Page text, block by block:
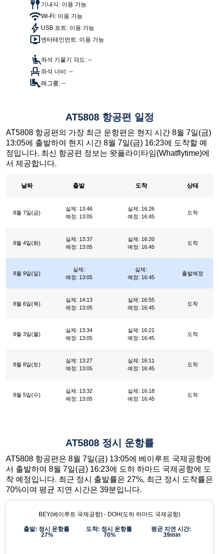
기내식: 이용 가능
Wi-Fi: 이용 가능
USB 포트: 이용 가능
엔터테인먼트: 이용 가능
좌석 기울기 각도: --
좌석 너비: --
레그룸: --
AT5808 항공편 일정
AT5808 항공편의 가장 최근 운항편은 현지 시간 8월 7일(금)
13:05에 출발하여 현지 시간 8월 7일(금) 16:23에 도착할 예
정입니다. 최신 항공편 정보는 왓플라이타임(Whatflytime)에
서 제공합니다.
날짜 출발 도착 상태
8월 7일(금)
실제: 13:46
예정: 13:05
실제: 16:26
예정: 16:45
도착
8월 4일(화)
실제: 13:37
예정: 13:05
실제: 16:20
예정: 16:45
도착
8월 9일(일)
실제:
예정: 13:05
실제:
예정: 16:45
출발예정
8월 6일(목)
실제: 14:13
예정: 13:05
실제: 16:55
예정: 16:45
도착
8월 3일(월)
실제: 13:34
예정: 13:05
실제: 16:21
예정: 16:45
도착
8월 8일(토)
실제: 13:27
예정: 13:05
실제: 16:11
예정: 16:45
도착
8월 5일(수)
실제: 13:32
예정: 13:05
실제: 16:18
예정: 16:45
도착
AT5808 정시 운항률
AT5808 항공편은 8월 7일(금) 13:05에 베이루트 국제공항에
서 출발하여 8월 7일(금) 16:23에 도하 하마드 국제공항에 도
착 예정입니다. 최근 정시 출발률은 27%, 최근 정시 도착률은
70%이며 평균 지연 시간은 39분입니다.
BEY(베이루트 국제공항) - DOH(도하 하마드 국제공항)
출발: 정시 운항률
27%
도착: 정시 운항률
70%
평균 지연 시간:
39min